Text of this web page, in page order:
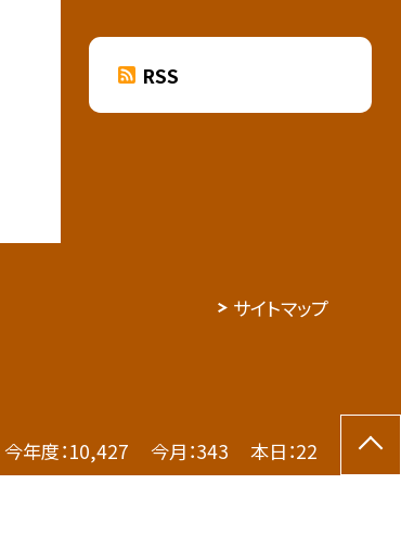
RSS
サイトマップ
今年度：10,427 今月：343 本日：22